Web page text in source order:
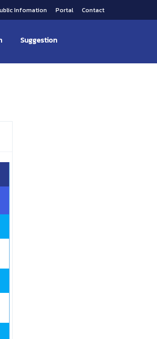
Infomation Portal Contact
Suggestion